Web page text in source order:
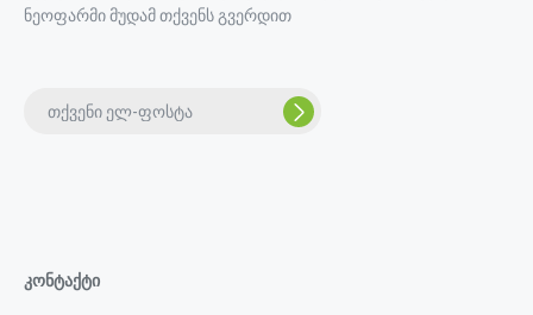
ნეოფარმი მუდამ თქვენს გვერდით
კონტაქტი